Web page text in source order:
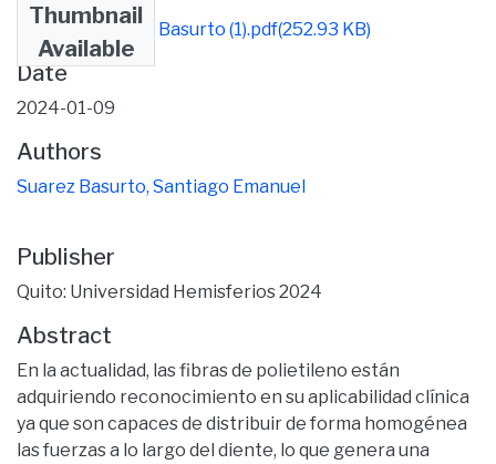
Thumbnail
Available
Santiago Suarez Basurto (1).pdf(252.93 KB)
Date
2024-01-09
Authors
Suarez Basurto, Santiago Emanuel
Publisher
Quito: Universidad Hemisferios 2024
Abstract
En la actualidad, las fibras de polietileno están
adquiriendo reconocimiento en su aplicabilidad clínica
ya que son capaces de distribuir de forma homogénea
las fuerzas a lo largo del diente, lo que genera una